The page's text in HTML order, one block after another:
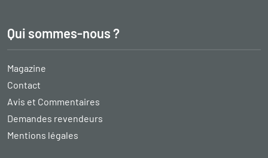
Qui sommes-nous ?
Magazine
Contact
Avis et Commentaires
Demandes revendeurs
Mentions légales